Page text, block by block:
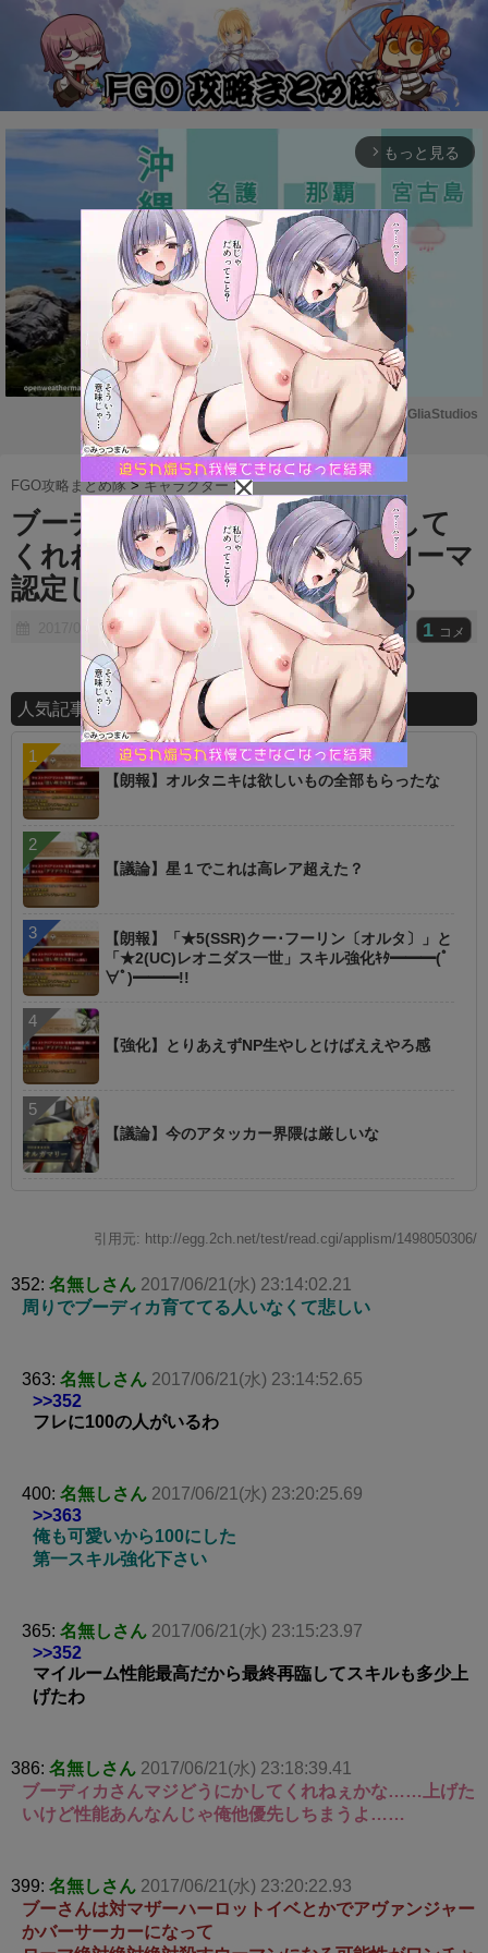
arrow_forward_ios もっと見る
M
u
t
Powered by GliaStudios
FGO攻略まとめ隊 >キャラクター >
ブーディカさんマジどうにかして
くれねぇかな ⇒ 宝具前にローマ
認定してローマ特効なら許すわ
2017/06/21 1 コメ
人気記事ランキング
【朗報】オルタニキは欲しいもの全部もらったな
【議論】星１でこれは高レア超えた？
【朗報】「★5(SSR)クー･フーリン〔オルタ〕」と
「★2(UC)レオニダス一世」スキル強化ｷﾀ━━━(ﾟ
∀ﾟ)━━━!!
【強化】とりあえずNP生やしとけばええやろ感
【議論】今のアタッカー界隈は厳しいな
引用元: http://egg.2ch.net/test/read.cgi/applism/1498050306/
352: 名無しさん 2017/06/21(水) 23:14:02.21
周りでブーディカ育ててる人いなくて悲しい
363: 名無しさん 2017/06/21(水) 23:14:52.65
>>352
フレに100の人がいるわ
400: 名無しさん 2017/06/21(水) 23:20:25.69
>>363
俺も可愛いから100にした
第一スキル強化下さい
365: 名無しさん 2017/06/21(水) 23:15:23.97
>>352
マイルーム性能最高だから最終再臨してスキルも多少上
げたわ
386: 名無しさん 2017/06/21(水) 23:18:39.41
ブーディカさんマジどうにかしてくれねぇかな……上げた
いけど性能あんなんじゃ俺他優先しちまうよ……
399: 名無しさん 2017/06/21(水) 23:20:22.93
ブーさんは対マザーハーロットイベとかでアヴァンジャー
かバーサーカーになって